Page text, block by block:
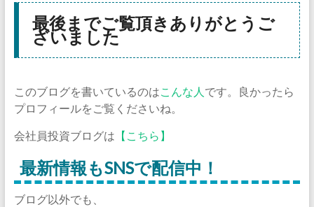
最後までご覧頂きありがとうご
ざいました
このブログを書いているのはこんな人 です。良かったら
プロフィールをご覧くださいね。
会社員投資ブログは 【こちら】
最新情報もSNSで配信中！
ブログ以外でも、